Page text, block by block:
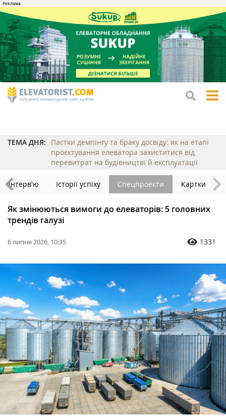
ТЕМА ДНЯ:
Пастки демпінгу та браку досвіду: як на етапі
проєктування елеватора захиститися від
перевитрат на будівництві й експлуатації
Інтерв'ю Історії успіху Спецпроекти Картки
Як змінюються вимоги до елеваторів: 5 головних
трендів галузі
6 липня 2026, 10:35 1331